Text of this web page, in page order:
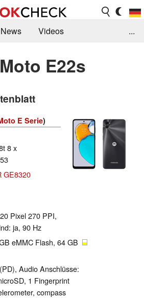
News
Videos
Suche
Jobs
...
E22s
E Serie)
8 x
GE8320
Pixel 270 PPI,
ja, 90 Hz
eMMC Flash, 64 GB
Audio Anschlüsse:
1 Fingerprint
compass